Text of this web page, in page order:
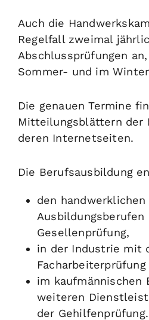
Auch die
Regelfall zweimal
Abschlussprüfungen
Sommer- und im
Die genauen Termine
Mitteilungsblättern der
deren Internetseiten.
Die Berufsausbildung
den handwerklichen
Gesellenprüfung,
in der Industrie mit
Facharbeiterprüfung
im kaufmännischen
weiteren
der Gehilfenprüfung.